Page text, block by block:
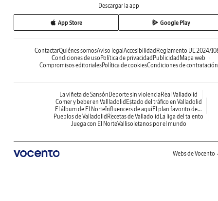
Descargar la app
App Store Google Play
ContactarQuiénes somosAviso legal Accesibilidad Reglamento UE 2024/
Condiciones de uso Política de privacidad Publicidad Mapa web
Compromisos editorialesPolítica de cookiesCondiciones de contratación
La viñeta de Sansón Deporte sin violencia Real Valladolid
Comer y beber en Vallladolid Estado del tráfico en Valladolid
El álbum de El NorteInfluencers de aquíEl plan favorito de...
Pueblos de Valladolid Recetas de Valladolid La liga del talento
Juega con El NorteVallisoletanos por el mundo
Webs de Vocento